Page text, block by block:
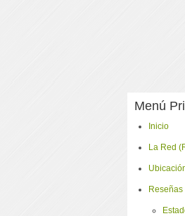
Menú
Inicio
La Red